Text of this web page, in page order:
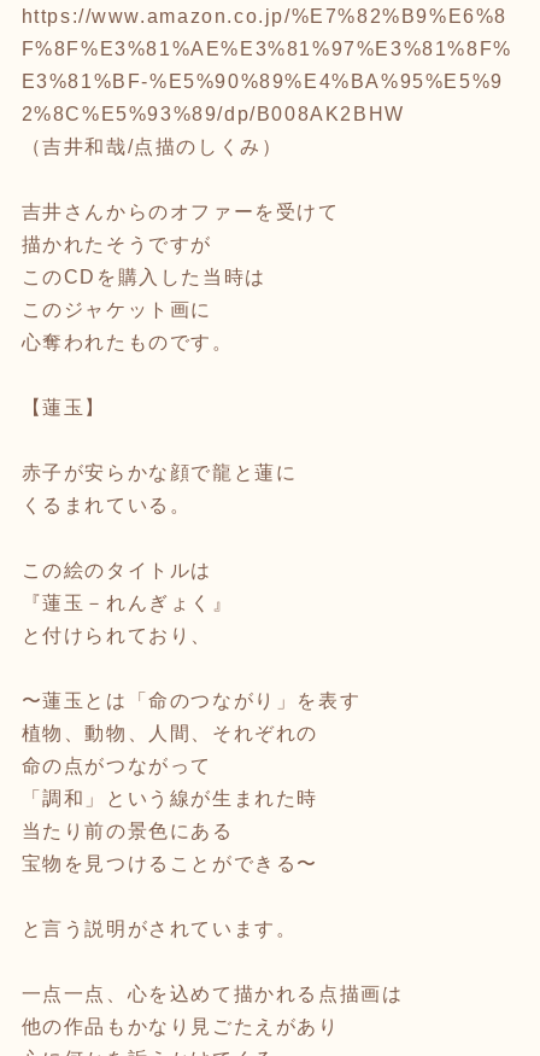
https://www.amazon.co.jp/%E7%82%B9%E6%8
F%8F%E3%81%AE%E3%81%97%E3%81%8F%
E3%81%BF-%E5%90%89%E4%BA%95%E5%9
2%8C%E5%93%89/dp/B008AK2BHW
（吉井和哉/点描のしくみ）
吉井さんからのオファーを受けて
描かれたそうですが
このCDを購入した当時は
このジャケット画に
心奪われたものです。
【蓮玉】
赤子が安らかな顔で龍と蓮に
くるまれている。
この絵のタイトルは
『蓮玉－れんぎょく』
と付けられており、
〜蓮玉とは「命のつながり」を表す
植物、動物、人間、それぞれの
命の点がつながって
「調和」という線が生まれた時
当たり前の景色にある
宝物を見つけることができる〜
と言う説明がされています。
一点一点、心を込めて描かれる点描画は
他の作品もかなり見ごたえがあり